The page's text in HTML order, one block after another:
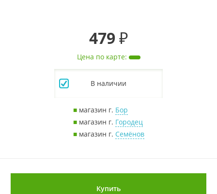
479 ₽
Цена по карте:
В наличии
■магазин г. Бор
■магазин г. Городец
■магазин г. Семёнов
Купить